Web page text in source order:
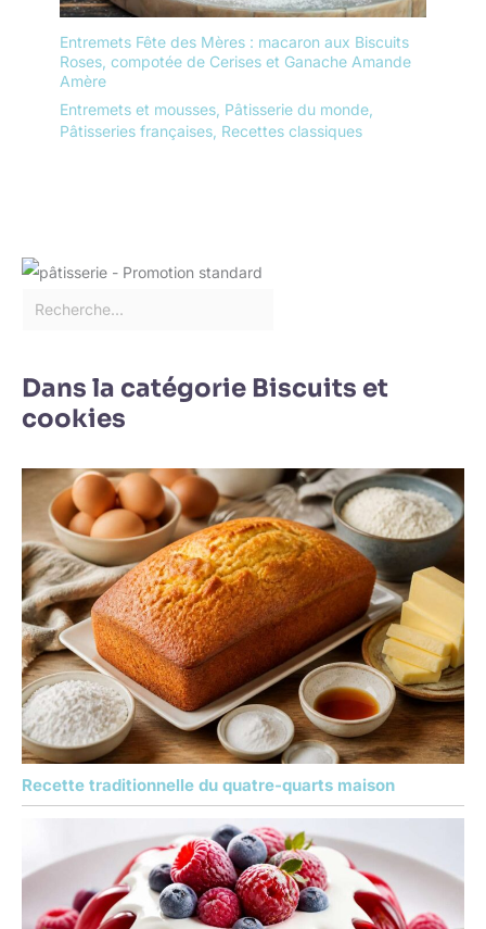
Entremets Fête des Mères : macaron aux Biscuits
Roses, compotée de Cerises et Ganache Amande
Amère
Entremets et mousses Pâtisserie du monde
Pâtisseries françaises Recettes classiques
Dans la catégorie Biscuits et
cookies
Recette traditionnelle du quatre-quarts maison